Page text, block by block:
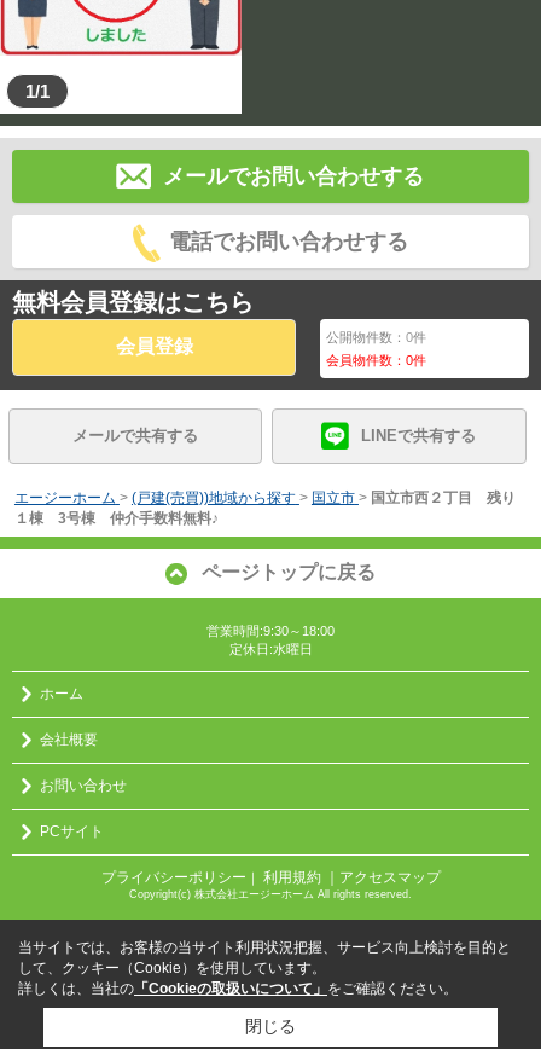
1/1
メールでお問い合わせする
電話でお問い合わせする
無料会員登録はこちら
会員登録 公開物件数：0件
会員物件数：0件
メールで共有する LINEで共有する
エージーホーム > (戸建(売買))地域から探す > 国立市 > 国立市西２丁目 残り
１棟 3号棟 仲介手数料無料♪
ページトップに戻る
営業時間:9:30～18:00
定休日:水曜日
ホーム
会社概要
お問い合わせ
PCサイト
プライバシーポリシー ｜ 利用規約 ｜アクセスマップ
Copyright(c) 株式会社エージーホーム All rights reserved.
当サイトでは、お客様の当サイト利用状況把握、サービス向上検討を目的と
して、クッキー（Cookie）を使用しています。
詳しくは、当社の 「Cookieの取扱いについて」 をご確認ください。
閉じる